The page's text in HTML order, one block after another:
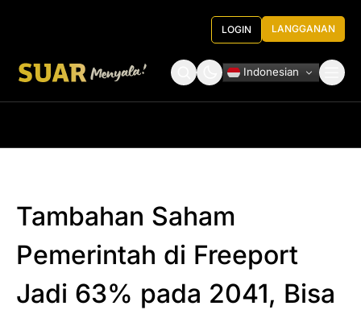
LOGIN LANGGANAN
Indonesian
Tambahan Saham
Pemerintah di Freeport
Jadi 63% pada 2041, Bisa